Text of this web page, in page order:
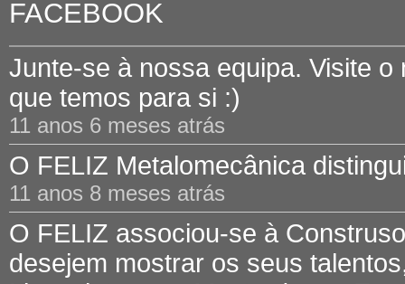
FACEBOOK
Junte-se à nossa equipa. Visite
que temos para si :)
11 anos 6 meses atrás
O FELIZ Metalomecânica
11 anos 8 meses atrás
O FELIZ associou-se à
desejem mostrar os seus